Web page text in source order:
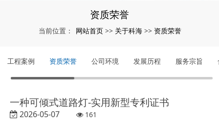
资质荣誉
当前位置： 网站首页 >> 关于科海 >> 资质荣誉
工程案例 资质荣誉 公司环境 发展历程 服务宗旨
一种可倾式道路灯-实用新型专利证书
2026-05-07 161